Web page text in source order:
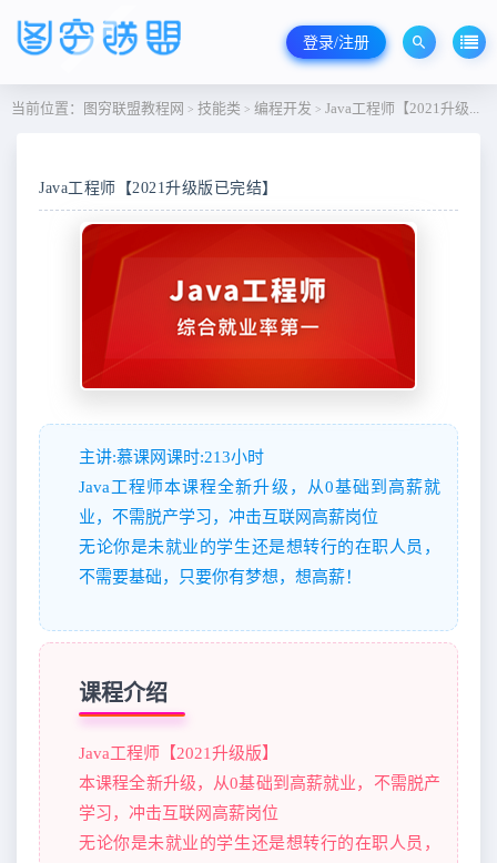
登录/注册
当前位置： 图穷联盟教程网 > 技能类 > 编程开发 > Java工程师【2021升级版已完结】
Java工程师【2021升级版已完结】
主讲:慕课网课时:213小时
Java工程师本课程全新升级，从0基础到高薪就
业，不需脱产学习，冲击互联网高薪岗位
无论你是未就业的学生还是想转行的在职人员，
不需要基础，只要你有梦想，想高薪！
课程介绍
Java工程师【2021升级版】
本课程全新升级，从0基础到高薪就业，不需脱产
学习，冲击互联网高薪岗位
无论你是未就业的学生还是想转行的在职人员，